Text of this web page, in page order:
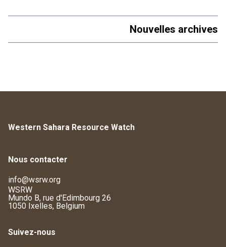
Nouvelles archives
Western Sahara Resource Watch
Nous contacter
info@wsrw.org
WSRW
Mundo B, rue d'Edimbourg 26
1050 Ixelles, Belgium
Suivez-nous